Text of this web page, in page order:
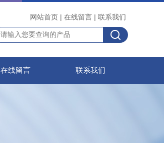
网站首页 | 在线留言 | 联系我们
在线留言 联系我们